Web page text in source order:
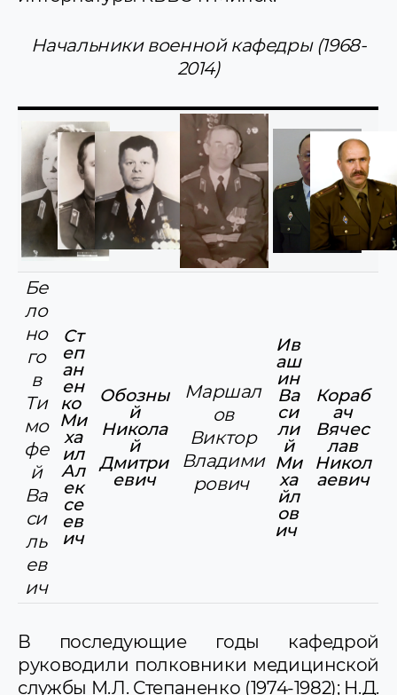
Начальники военной кафедры(1968-
2014)
Бе
ло
но
го
в
Ти
мо
фе
й
Ва
си
ль
ев
ич
Ст
еп
ан
ен
ко
Ми
ха
ил
Ал
ек
се
ев
ич
Обозны
й
Никола
й
Дмитри
евич
Маршал
ов
Виктор
Владими
рович
Ив
аш
ин
Ва
си
ли
й
Ми
ха
йл
ов
ич
Кораб
ач
Вячес
лав
Никол
аевич
В последующие годы кафедрой
руководили полковники медицинской
службы М.Л. Степаненко (1974-1982); Н.Д.